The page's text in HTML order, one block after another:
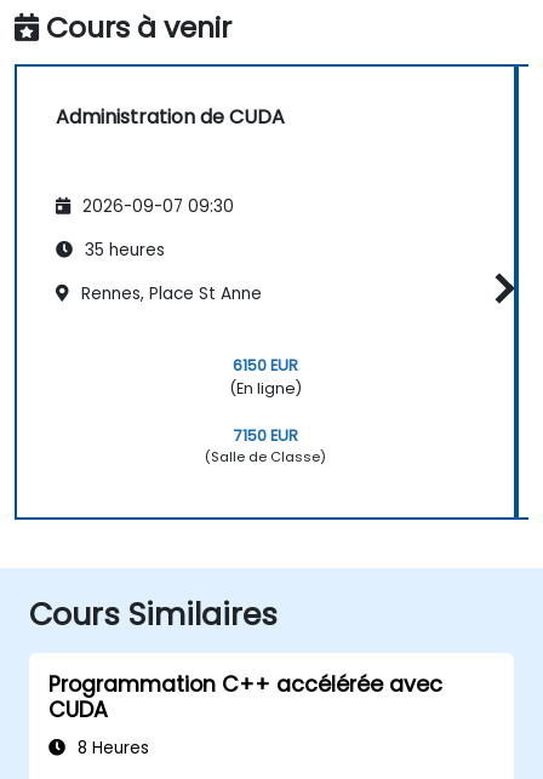
Cours à venir
Administration de CUDA
2026-09-07 09:30
35 heures
Rennes, Place St Anne
6150 EUR
(En ligne)
7150 EUR
(Salle de Classe)
Cours Similaires
Programmation C++ accélérée avec
CUDA
8 Heures